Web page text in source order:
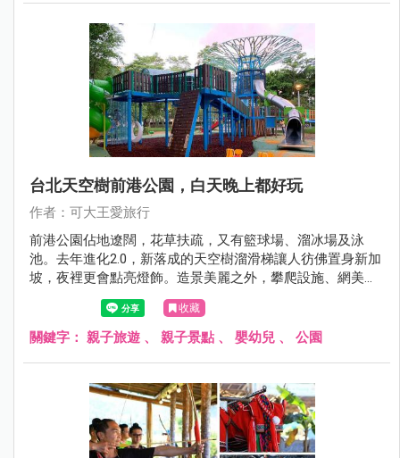
台北天空樹前港公園，白天晚上都好玩
作者：可大王愛旅行
前港公園佔地遼闊，花草扶疏，又有籃球場、溜冰場及泳
池。去年進化2.0，新落成的天空樹溜滑梯讓人彷佛置身新加
坡，夜裡更會點亮燈飾。造景美麗之外，攀爬設施、網美鞦
韆、沙坑塗鴉牆，大小朋友都適合。
收藏
關鍵字： 親子旅遊 、 親子景點 、 嬰幼兒 、 公園